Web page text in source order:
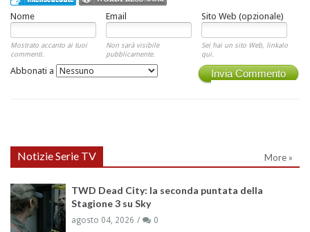
Nome Email Sito Web (opzionale)
Mostrato accanto ai tuoi
commenti.
Non sarà visibile
pubblicamente.
Sei hai un sito Web, linkalo
qui.
Invia Commento
Abbonati a
Notizie Serie TV More »
TWD Dead City: la seconda puntata della
Stagione 3 su Sky
agosto 04, 2026 0